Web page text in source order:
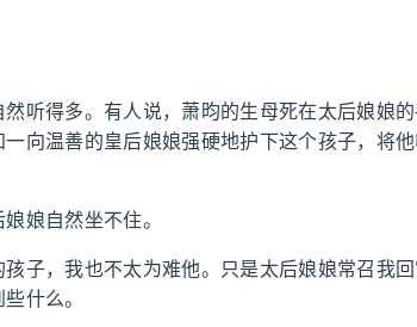
听得多。有人说，萧昀的生母死在太后娘娘
向温善的皇后娘娘强硬地护下这个孩子，将
娘自然坐不住。
子，我也不太为难他。只是太后娘娘常召我
什么。